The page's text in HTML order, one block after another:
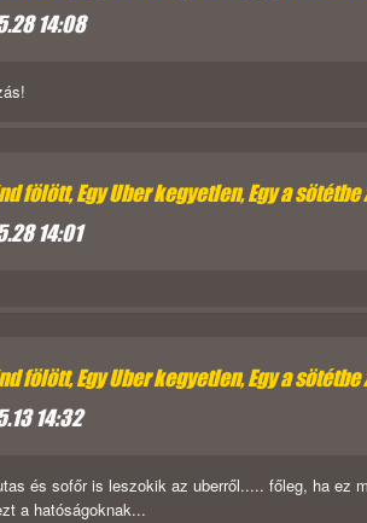
14:08
fölött, Egy Uber kegyetlen, Egy a
14:01
fölött, Egy Uber kegyetlen, Egy a
14:32
és sofőr is leszokik az uberről..... főleg, ha
a hatóságoknak...